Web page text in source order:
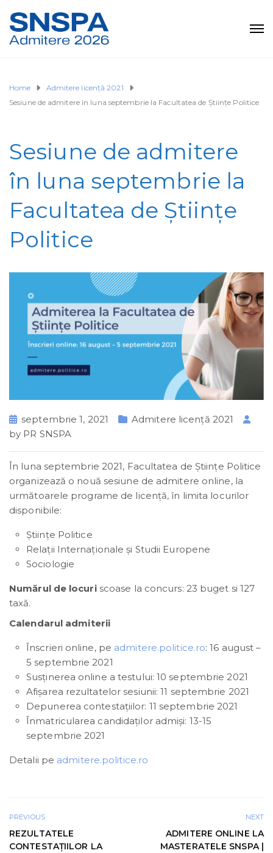
Home
Admitere licență 2021
Sesiune de admitere în luna septembrie la Facultatea de Științe Politice
Sesiune de admitere
în luna septembrie la
Facultatea de Științe
Politice
septembrie 1, 2021
Admitere licență 2021
by PR SNSPA
În luna septembrie 2021, Facultatea de Științe Politice
organizează o nouă sesiune de admitere online, la
următoarele programe de licență, în limita locurilor
disponibile:
Științe Politice
Relații Internaționale și Studii Europene
Sociologie
Numărul de locuriscoase la concurs: 23 buget si 127
taxă.
Calendarul admiterii
Înscrieri online, pe admitere.politice.ro: 16 august –
5 septembrie 2021
Susținerea online a testului: 10 septembrie 2021
Afișarea rezultatelor sesiunii: 11 septembrie 2021
Depunerea contestațiilor: 11 septembrie 2021
Înmatricularea candidaților admiși: 13-15
septembrie 2021
Detalii pe admitere.politice.ro
PREVIOUS
REZULTATELE
CONTESTAŢIILOR LA
NEXT
ADMITERE ONLINE LA
MASTERATELE SNSPA |